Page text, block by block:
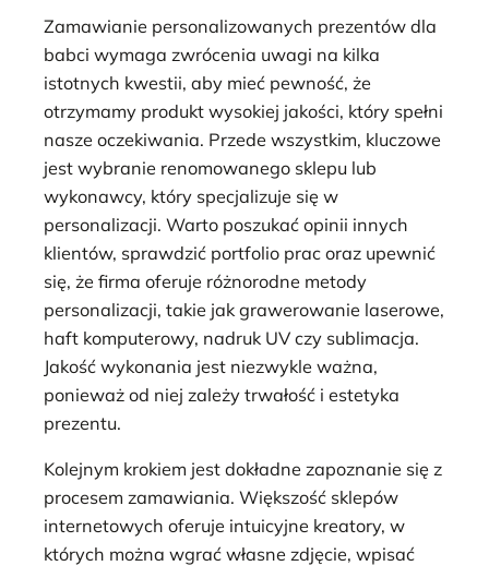
Zamawianie personalizowanych prezentów dla
babci wymaga zwrócenia uwagi na kilka
istotnych kwestii, aby mieć pewność, że
otrzymamy produkt wysokiej jakości, który spełni
nasze oczekiwania. Przede wszystkim, kluczowe
jest wybranie renomowanego sklepu lub
wykonawcy, który specjalizuje się w
personalizacji. Warto poszukać opinii innych
klientów, sprawdzić portfolio prac oraz upewnić
się, że firma oferuje różnorodne metody
personalizacji, takie jak grawerowanie laserowe,
haft komputerowy, nadruk UV czy sublimacja.
Jakość wykonania jest niezwykle ważna,
ponieważ od niej zależy trwałość i estetyka
prezentu.
Kolejnym krokiem jest dokładne zapoznanie się z
procesem zamawiania. Większość sklepów
internetowych oferuje intuicyjne kreatory, w
których można wgrać własne zdjęcie, wpisać